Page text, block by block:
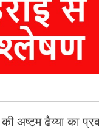
अष्टम ढैय्या का